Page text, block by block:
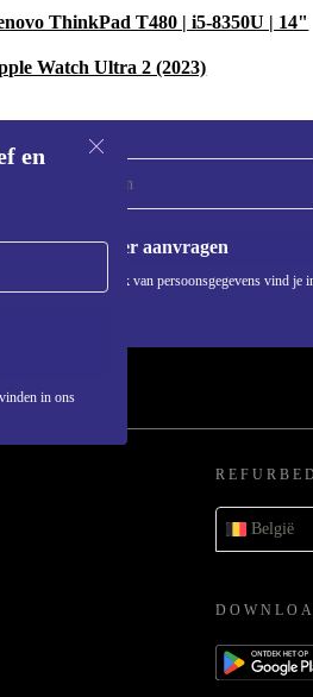
ThinkPad T480 | i5-8350U | 14"
Watch Ultra 2 (2023)
en
in ons
Voucher aanvragen
over het gebruik van persoonsgegevens vind je
België